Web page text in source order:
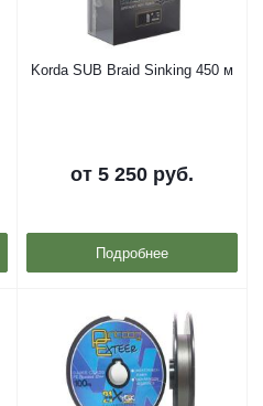
Korda SUB Braid Sinking 450 м
от 5 250 руб.
Подробнее